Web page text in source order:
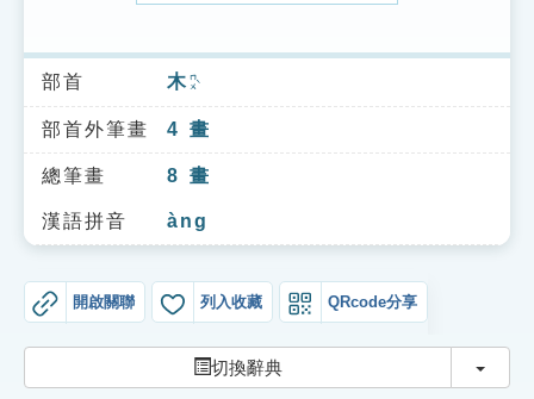
索引選單
知識索引
單字索引
生命大百科索引
遊戲專區
教學應用
部首 木ㄇㄨˋ
部首外筆畫 4 畫
總筆畫 8 畫
漢語拼音 àng
開啟關聯 列入收藏 QRcode分享
切換辭典 切換